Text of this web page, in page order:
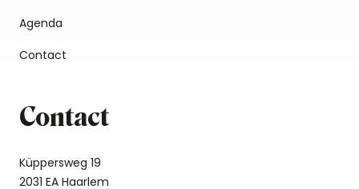
Agenda
Contact
Contact
Küppersweg 19
2031 EA Haarlem